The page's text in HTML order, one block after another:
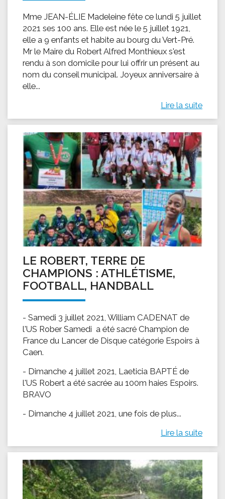
Mme JEAN-ÉLIE Madeleine fête ce lundi 5 juillet
2021 ses 100 ans. Elle est née le 5 juillet 1921,
elle a 9 enfants et habite au bourg du Vert-Pré.
Mr le Maire du Robert Alfred Monthieux s'est
rendu à son domicile pour lui offrir un présent au
nom du conseil municipal. Joyeux anniversaire à
elle...
Lire la suite
LE ROBERT, TERRE DE
CHAMPIONS : ATHLÉTISME,
FOOTBALL, HANDBALL
- Samedi 3 juillet 2021, William CADENAT de
l'US Rober Samedi a été sacré Champion de
France du Lancer de Disque catégorie Espoirs à
Caen.
- Dimanche 4 juillet 2021, Laeticia BAPTÉ de
l'US Robert a été sacrée au 100m haies Espoirs.
BRAVO
- Dimanche 4 juillet 2021, une fois de plus...
Lire la suite